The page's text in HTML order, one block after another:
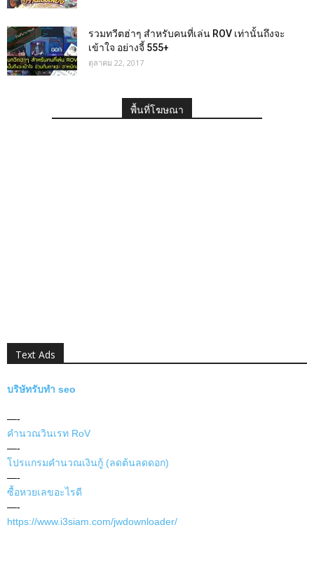
รวมทวีตฮ่าๆ สำหรับคนที่เล่น ROV เท่านั้นถึงจะ
เข้าใจ อย่างจี้ 555+
ตุลาคม 22, 2017
พื้นที่โฆษณา
Text Ads
บริษัทรับทำ seo
—-
คำนวณวินเรท RoV
—-
โปรแกรมคำนวณเงินกู้ (ลดต้นลดดอก)
—-
ซื้อหวยเลขอะไรดี
—-
https://www.i3siam.com/jwdownloader/